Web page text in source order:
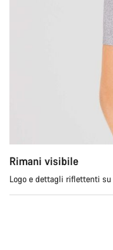
Rimani visibile
Logo e dettagli riflettenti
I nostri consulenti